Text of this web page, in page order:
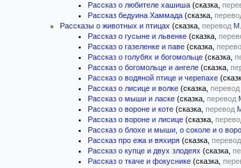
Рассказ о любителе хашиша (сказка,
Рассказ бедуина Хаммада (сказка,
Рассказы о животных и птицах (сказка, перевод
Рассказ о гусыне и львенке (сказка,
Рассказ о газеленке и паве (сказка,
Рассказ о голубях и богомольце (сказка,
Рассказ о богомольце и ангеле (сказка,
Рассказ о водяной птице и черепахе
Рассказ о лисице и волке (сказка, перевод
Рассказ о мыши и ласке (сказка, перевод
Рассказ о вороне и коте (сказка, перевод
Рассказ о вороне и лисице (сказка,
Рассказ о блохе и мыши, о соколе и о
Рассказ про ежа и вяхиря (сказка, перевод
Рассказ о купце и двух злодеях (сказка,
Рассказ о ткаче и фокуснике (сказка,